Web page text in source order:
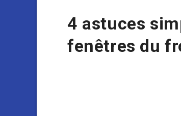
4 astuces
fenêtres du